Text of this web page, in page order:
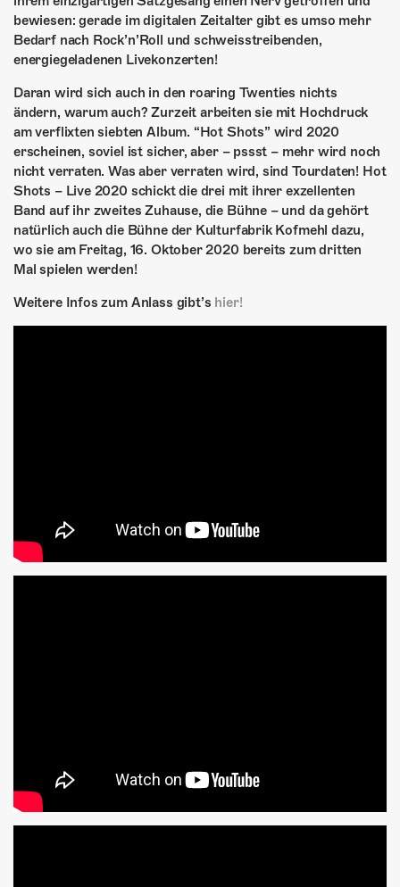
bewiesen: gerade im digitalen Zeitalter gibt es umso mehr
Bedarf nach Rock’n’Roll und schweisstreibenden,
energiegeladenen Livekonzerten!
Daran wird sich auch in den roaring Twenties nichts
ändern, warum auch? Zurzeit arbeiten sie mit Hochdruck
am verflixten siebten Album. “Hot Shots” wird 2020
erscheinen, soviel ist sicher, aber – pssst – mehr wird noch
nicht verraten. Was aber verraten wird, sind Tourdaten! Hot
Shots – Live 2020 schickt die drei mit ihrer exzellenten
Band auf ihr zweites Zuhause, die Bühne – und da gehört
natürlich auch die Bühne der Kulturfabrik Kofmehl dazu,
wo sie am Freitag, 16. Oktober 2020 bereits zum dritten
Mal spielen werden!
Weitere Infos zum Anlass gibt’s hier!